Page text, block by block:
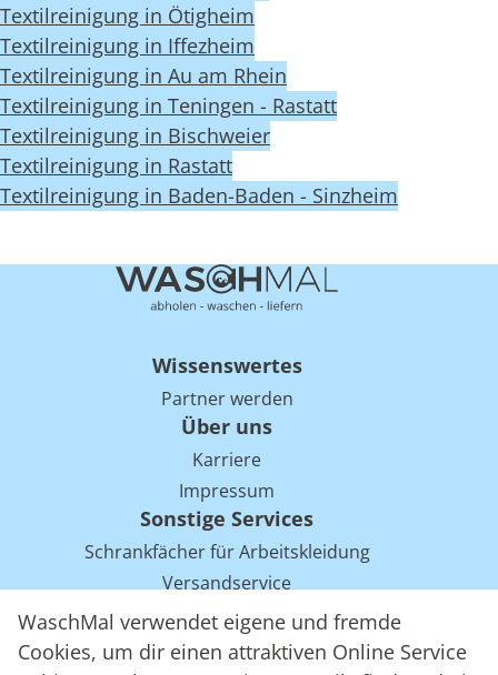
WaschMal verwendet eigene und fremde
Cookies, um dir einen attraktiven Online Service
Textilreinigung in Ötigheim
Textilreinigung in Iffezheim
Textilreinigung in Au am Rhein
Textilreinigung in Teningen - Rastatt
Textilreinigung in Bischweier
Textilreinigung in Rastatt
Textilreinigung in Baden-Baden - Sinzheim
Wissenswertes
Partner werden
Über uns
Karriere
Impressum
Sonstige Services
Schrankfächer für Arbeitskleidung
Versandservice
Einsparpotentiale für Mietwäsche bei Arbeitskleidung
Arbeitskleidung Tracking mit RFID